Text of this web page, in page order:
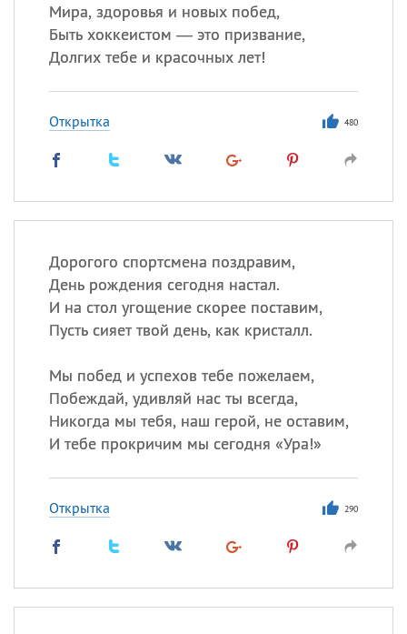
Мира, здоровья и новых побед,
Быть хоккеистом — это призвание,
Долгих тебе и красочных лет!
Открытка 480
Дорогого спортсмена поздравим,
День рождения сегодня настал.
И на стол угощение скорее поставим,
Пусть сияет твой день, как кристалл.
Мы побед и успехов тебе пожелаем,
Побеждай, удивляй нас ты всегда,
Никогда мы тебя, наш герой, не оставим,
И тебе прокричим мы сегодня «Ура!»
Открытка 290